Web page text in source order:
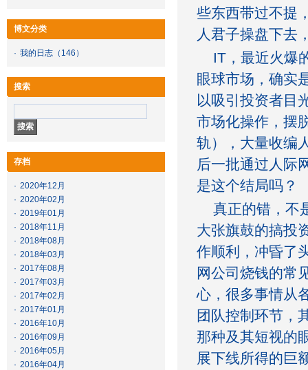
博文分类
· 我的日志 （146）
搜索
存档
· 2020年12月
· 2020年02月
· 2019年01月
· 2018年11月
· 2018年08月
· 2018年03月
· 2017年08月
· 2017年03月
· 2017年02月
· 2017年01月
· 2016年10月
· 2016年09月
· 2016年05月
· 2016年04月
些东西带过不提
人君子操盘下去
IT，最近火爆
眼球市场，确实
以吸引投资者目
市场化操作，摆
轨），大量收编
后一批通过人际
是这个结局吗？
真正的错，不
大张旗鼓的搞投
作顺利，冲昏了
网公司烧钱的常
心，很多事情从
团队控制环节，
那种及其短视的
展下线所得的巨